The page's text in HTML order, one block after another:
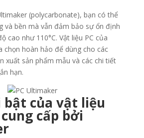
(polycarbonate), bạn có thể
và bền mà vẫn đảm bảo sự ổn định
cao như 110°C. Vật liệu PC của
chọn hoàn hảo để dùng cho các
xuất sản phẩm mẫu và các chi tiết
hạn.
của vật liệu
cấp bởi